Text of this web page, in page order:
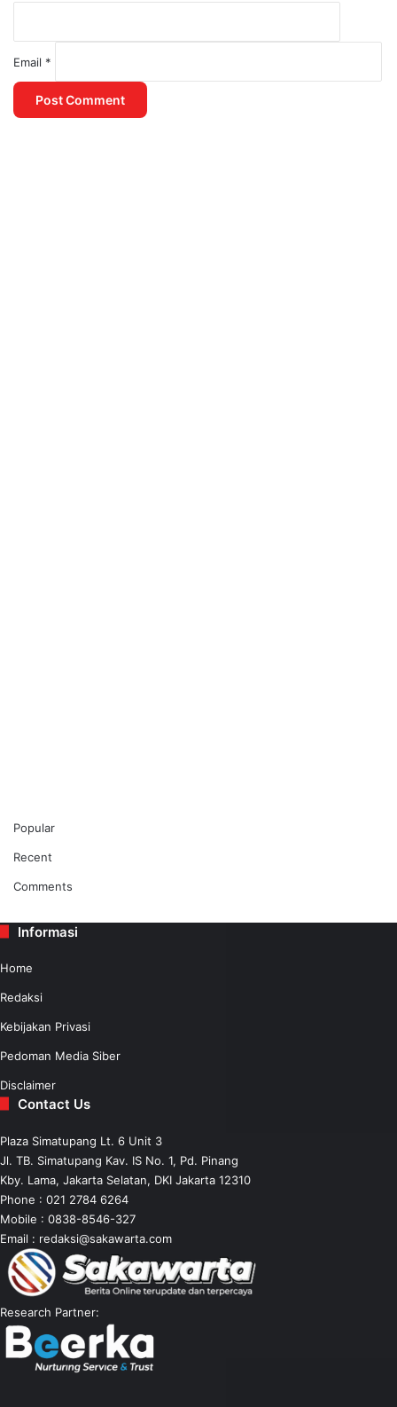
Email *
Popular
Recent
Comments
Informasi
Home
Redaksi
Kebijakan Privasi
Pedoman Media Siber
Disclaimer
Contact Us
Plaza Simatupang Lt. 6 Unit 3
Jl. TB. Simatupang Kav. IS No. 1, Pd. Pinang
Kby. Lama, Jakarta Selatan, DKI Jakarta 12310
Phone : 021 2784 6264
Mobile : 0838-8546-327
Email : redaksi@sakawarta.com
Research Partner: